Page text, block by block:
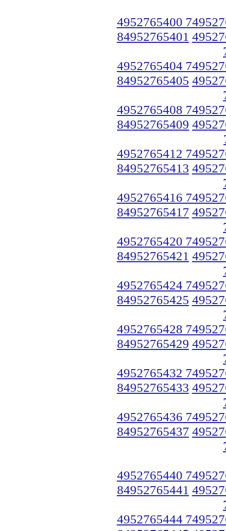
4952765400
84952765401
4952765404
84952765405
4952765408
84952765409
4952765412
84952765413
4952765416
84952765417
4952765420
84952765421
4952765424
84952765425
4952765428
84952765429
4952765432
84952765433
4952765436
84952765437
4952765440
84952765441
4952765444